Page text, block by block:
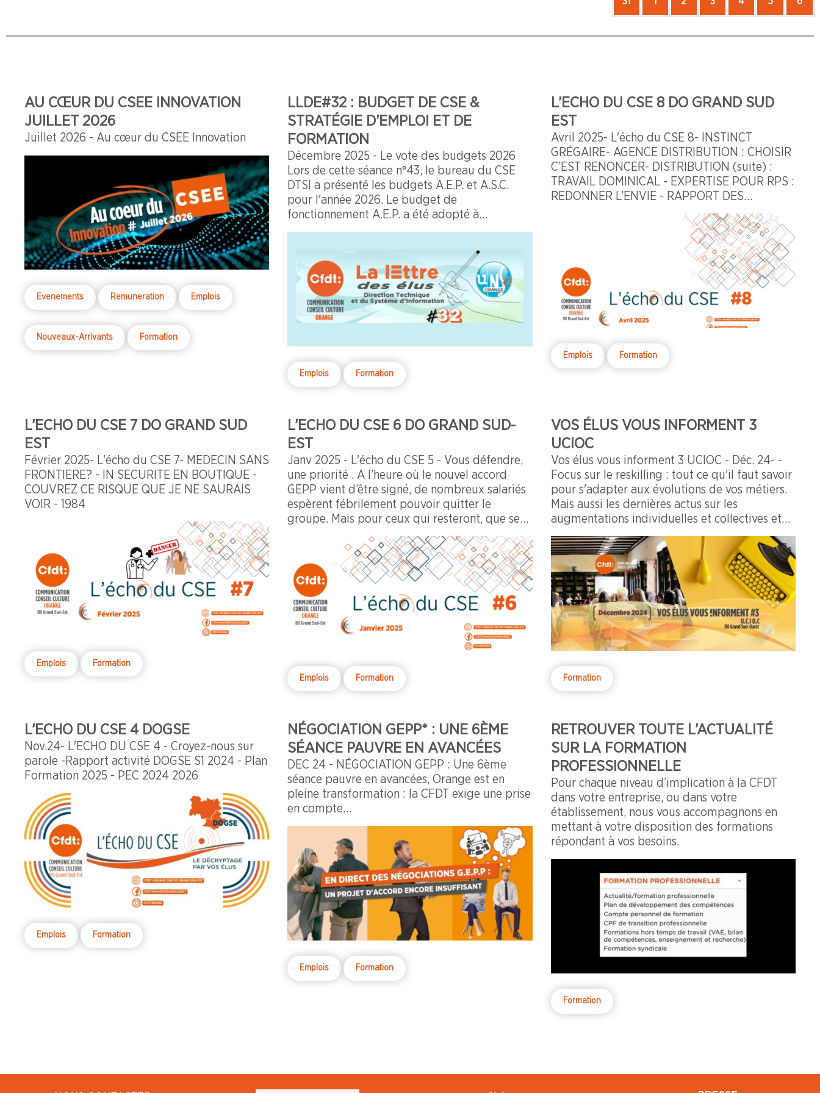
août
septembreseptembreseptembreseptembreseptembre
AU CŒUR DU CSEE INNOVATION
JUILLET 2026
Juillet 2026 - Au cœur du CSEE Innovation
Evenements Remuneration Emplois
Nouveaux-Arrivants Formation
LLDE#32 : BUDGET DE CSE &
STRATÉGIE D’EMPLOI ET DE
FORMATION
Décembre 2025 - Le vote des budgets 2026
Lors de cette séance n°43, le bureau du CSE
DTSI a présenté les budgets A.E.P. et A.S.C.
pour l'année 2026. Le budget de
fonctionnement A.E.P. a été adopté à
l'unanimité. Pour ce qui concerne le budget
montant des charges et recettes a été adopté
à la majorité MAIS la répartition des
prestations a été rejetée à la majorité [POUR :
14 (CFDT) ; CONTRE : 20 (CFECGC, SUD, FO,
CFTC, 2 CGT)].
Emplois Formation
L’ECHO DU CSE 8 DO GRAND SUD
EST
Avril 2025- L'écho du CSE 8- INSTINCT
GRÉGAIRE- AGENCE DISTRIBUTION : CHOISIR
C’EST RENONCER- DISTRIBUTION (suite) :
TRAVAIL DOMINICAL - EXPERTISE POUR RPS :
REDONNER L’ENVIE - RAPPORT DES
MEDECINS 2024 : BIS REPETITA
Emplois Formation
L’ECHO DU CSE 7 DO GRAND SUD
EST
Février 2025- L'écho du CSE 7- MEDECIN SANS
FRONTIERE? - IN SECURITE EN BOUTIQUE -
COUVREZ CE RISQUE QUE JE NE SAURAIS
VOIR - 1984
Emplois Formation
L’ECHO DU CSE 6 DO GRAND SUD-
EST
Janv 2025 - L'écho du CSE 5 - Vous défendre,
une priorité . A l’heure où le nouvel accord
GEPP vient d’être signé, de nombreux salariés
espèrent fébrilement pouvoir quitter le
groupe. Mais pour ceux qui resteront, que se
passera-t-il ? En tant qu’élus CFDT, il est de
notre devoir d’exiger que notre employeur
respecte son obligation d’assurer la sécurité et
de protéger la santé physique et mentale des
salariés qui vont rester dans l’entreprise.
Emplois Formation
VOS ÉLUS VOUS INFORMENT 3
UCIOC
Vos élus vous informent 3 UCIOC - Déc. 24- -
Focus sur le reskilling : tout ce qu'il faut savoir
pour s'adapter aux évolutions de vos métiers.
Mais aussi les dernières actus sur les
augmentations individuelles et collectives et
les conditions de travail.
Formation
L’ECHO DU CSE 4 DOGSE
Nov.24- L'ECHO DU CSE 4 - Croyez-nous sur
parole -Rapport activité DOGSE S1 2024 - Plan
Formation 2025 - PEC 2024 2026
Emplois Formation
NÉGOCIATION GEPP* : UNE 6ÈME
SÉANCE PAUVRE EN AVANCÉES
DEC 24 - NÉGOCIATION GEPP : Une 6ème
séance pauvre en avancées, Orange est en
pleine transformation : la CFDT exige une prise
en compte…
Emplois Formation
RETROUVER TOUTE L’ACTUALITÉ
SUR LA FORMATION
PROFESSIONNELLE
Pour chaque niveau d’implication à la CFDT
dans votre entreprise, ou dans votre
établissement, nous vous accompagnons en
mettant à votre disposition des formations
répondant à vos besoins.
Formation